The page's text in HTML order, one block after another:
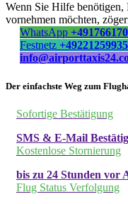
Wenn Sie Hilfe benötigen,
vornehmen möchten,
WhatsApp
Festnetz
Der einfachste Weg zum
Sofortige Bestätigung
SMS & E-Mail
Kostenlose Stornierung
bis zu 24 Stunden vor
Flug Status Verfolgung